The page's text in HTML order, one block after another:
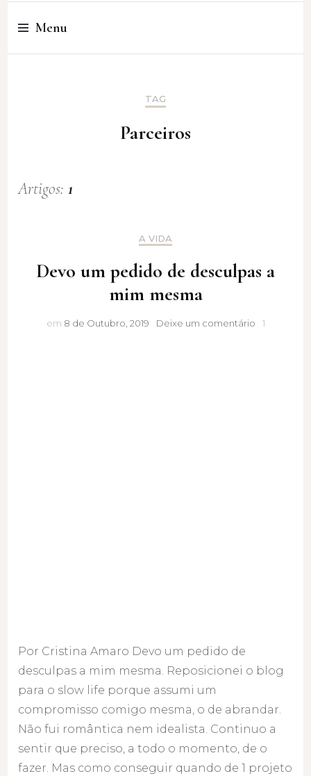
Cristina Amaro
Menu
TAG
Parceiros
Artigos:1
A VIDA
Devo um pedido de desculpas a
mim mesma
em 8 de Outubro, 2019 Deixe um comentárioDevo
1
Por Cristina Amaro Devo um pedido de
desculpas a mim mesma. Reposicionei o blog
para o slow life porque assumi um
compromisso comigo mesma, o de abrandar.
Não fui romântica nem idealista. Continuo a
sentir que preciso, a todo o momento, de o
fazer. Mas como conseguir quando de 1 projeto